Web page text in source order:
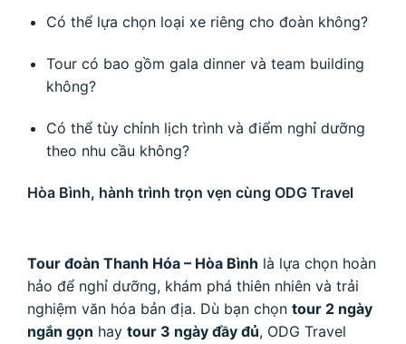
Có thể lựa chọn loại xe riêng cho đoàn không?
Tour có bao gồm gala dinner và team building
không?
Có thể tùy chỉnh lịch trình và điểm nghỉ dưỡng
theo nhu cầu không?
Hòa Bình, hành trình trọn vẹn cùng ODG Travel
Tour đoàn Thanh Hóa – Hòa Bình là lựa chọn hoàn
hảo để nghỉ dưỡng, khám phá thiên nhiên và trải
nghiệm văn hóa bản địa. Dù bạn chọn tour 2 ngày
ngắn gọn hay tour 3 ngày đầy đủ, ODG Travel